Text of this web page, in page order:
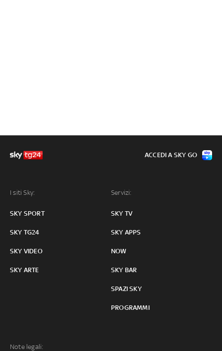
I siti Sky:
SKY SPORT
SKY TG24
SKY VIDEO
SKY ARTE
Servizi:
SKY TV
SKY APPS
NOW
SKY BAR
SPAZI SKY
PROGRAMMI
Note legali:
ACCEDI A SKY GO